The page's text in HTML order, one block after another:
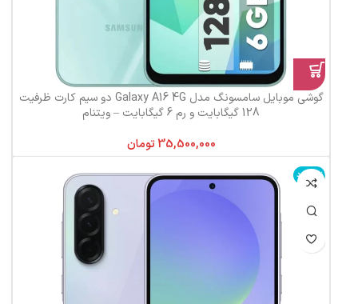
گوشی موبایل سامسونگ مدل Galaxy A16 4G دو سیم کارت ظرفیت
128 گیگابایت و رم 6 گیگابایت – ویتنام
تومان
ناموجود